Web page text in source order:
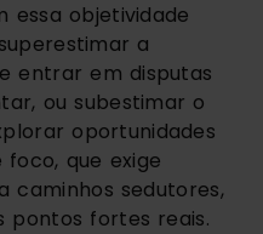
essa objetividade
a
entrar em disputas
ou subestimar o
oportunidades
foco, que exige
caminhos sedutores,
pontos fortes reais.